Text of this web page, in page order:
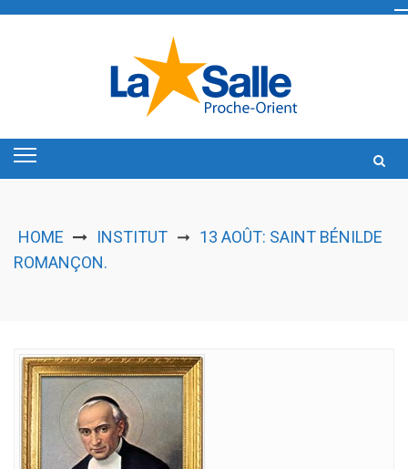
HOME INSTITUT ➞ 13 AOÛT: SAINT BÉNILDE
ROMANÇON.